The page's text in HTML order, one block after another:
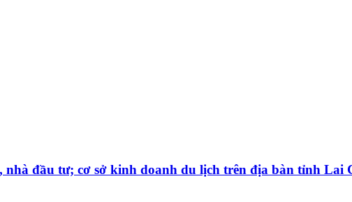
đầu tư; cơ sở kinh doanh du lịch trên địa bàn tỉnh Lai